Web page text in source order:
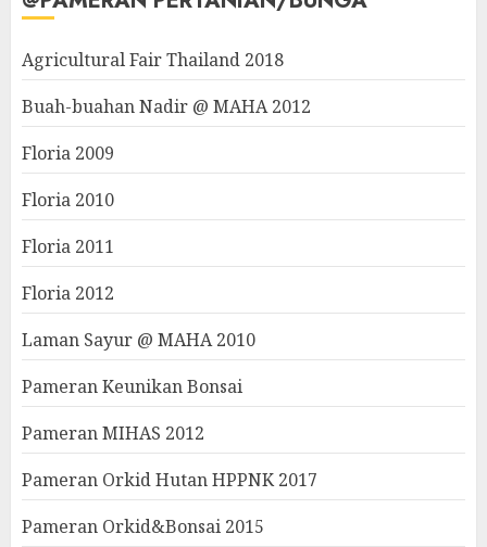
Agricultural Fair Thailand 2018
Buah-buahan Nadir @ MAHA 2012
Floria 2009
Floria 2010
Floria 2011
Floria 2012
Laman Sayur @ MAHA 2010
Pameran Keunikan Bonsai
Pameran MIHAS 2012
Pameran Orkid Hutan HPPNK 2017
Pameran Orkid&Bonsai 2015